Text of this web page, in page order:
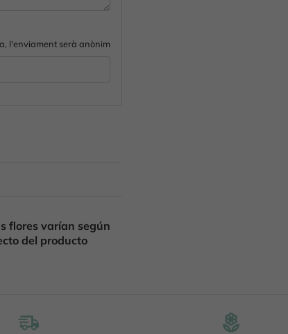
l'enviament serà anònim
flores varían según
del producto